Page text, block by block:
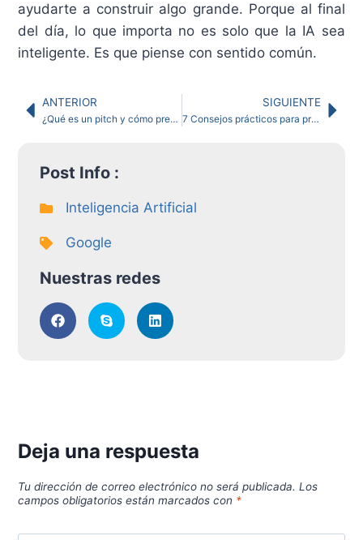
ayudarte a construir algo grande. Porque al final
del día, lo que importa no es solo que la IA sea
inteligente. Es que piense con sentido común.
ANTERIOR
¿Qué es un pitch y cómo prepararlo para destacar tu idea?
SIGUIENTE
7 Consejos prácticos para profesores online principiantes
Post Info :
Inteligencia Artificial
Google
Nuestras redes
Deja una respuesta
Tu dirección de correo electrónico no será publicada. Los
campos obligatorios están marcados con *